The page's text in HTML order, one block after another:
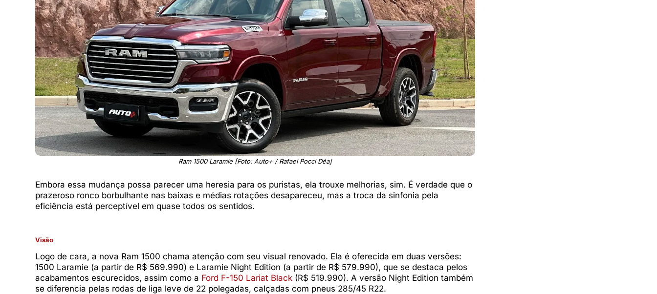
Ram 1500 Laramie [Foto: Auto+ / Rafael Pocci Déa]
Embora essa mudança possa parecer uma heresia para os puristas, ela trouxe melhorias, sim. É verdade que o
prazeroso ronco borbulhante nas baixas e médias rotações desapareceu, mas a troca da sinfonia pela
eficiência está perceptível em quase todos os sentidos.
Visão
Logo de cara, a nova Ram 1500 chama atenção com seu visual renovado. Ela é oferecida em duas versões:
1500 Laramie (a partir de R$ 569.990) e Laramie Night Edition (a partir de R$ 579.990), que se destaca pelos
acabamentos escurecidos, assim como a Ford F-150 Lariat Black (R$ 519.990). A versão Night Edition também
se diferencia pelas rodas de liga leve de 22 polegadas, calçadas com pneus 285/45 R22.